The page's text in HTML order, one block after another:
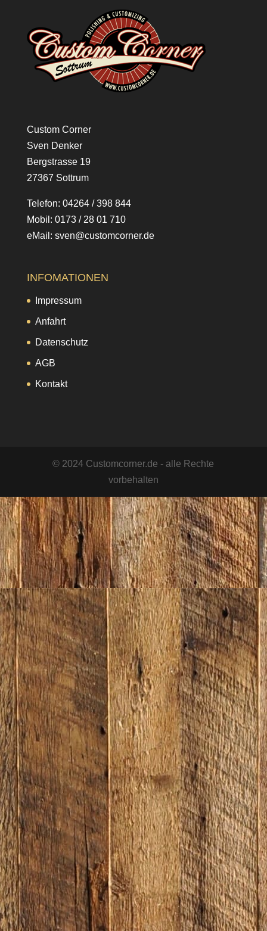
Custom Corner
Sven Denker
Bergstrasse 19
27367 Sottrum
Telefon: 04264 / 398 844
Mobil: 0173 / 28 01 710
eMail: sven@customcorner.de
INFOMATIONEN
Impressum
Anfahrt
Datenschutz
AGB
Kontakt
© 2024 Customcorner.de - alle Rechte
vorbehalten